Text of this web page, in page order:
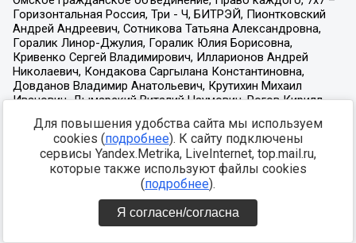
Для повышения удобства сайта мы используем
cookies (подробнее). К сайту подключены
сервисы Yandex.Metrika, LiveInternet, top.mail.ru,
которые также используют файлы cookies
(подробнее).
Я согласен/согласна